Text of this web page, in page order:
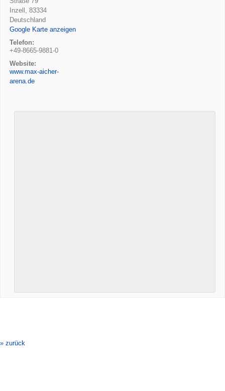
Inzell 83334
Deutschland
Google Karte anzeigen
Telefon:
+49-8665-9881-0
Website:
www.max-aicher-
arena.de
» zurück